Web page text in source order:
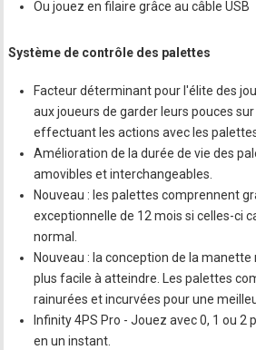
Ou jouez en filaire grâce au câble USB
Système de contrôle des palettes
Facteur déterminant pour l'élite des
aux joueurs de garder leurs pouces
effectuant les actions avec les
Amélioration de la durée de vie des
amovibles et interchangeables.
Nouveau : les palettes comprennent
exceptionnelle de 12 mois si celles-ci
normal.
Nouveau : la conception de la
plus facile à atteindre. Les palettes
rainurées et incurvées pour une
Infinity 4PS Pro - Jouez avec 0, 1 ou 2
en un instant.